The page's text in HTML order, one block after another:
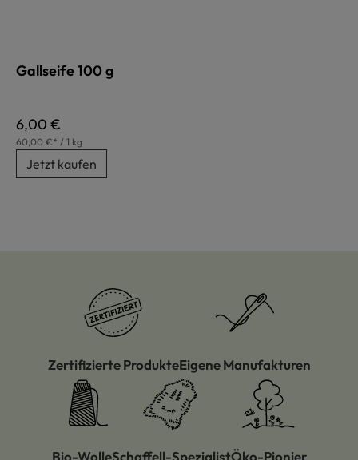
Gallseife 100 g
Regulärer Preis:
6,00 €
60,00 €* / 1 kg
Jetzt kaufen
Zertifizierte ProdukteEigene Manufakturen
Bio-WolleSchaffell-SpezialistÖko-Pionier